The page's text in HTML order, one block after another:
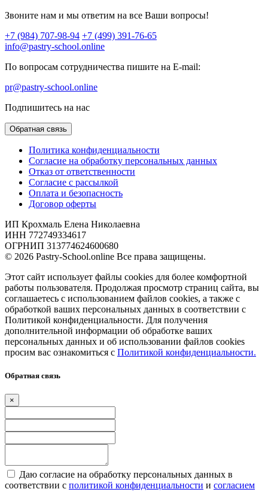
Звоните нам и мы ответим на все Ваши вопросы!
+7 (984) 707-98-94 +7 (499) 391-76-65
info@pastry-school.online
По вопросам сотрудничества пишите на E-mail:
pr@pastry-school.online
Подпишитесь на нас
Обратная связь
Политика конфиденциальности
Согласие на обработку персональных данных
Отказ от ответственности
Согласие с рассылкой
Оплата и безопасность
Договор оферты
ИП Крохмаль Елена Николаевна
ИНН 772749334617
ОГРНИП 313774624600680
© 2026 Pastry-School.online Все права защищены.
Этот сайт использует файлы cookies для более комфортной
работы пользователя. Продолжая просмотр страниц сайта, вы
соглашаетесь с использованием файлов cookies, а также с
обработкой ваших персональных данных в соответствии с
Политикой конфиденциальности. Для получения
дополнительной информации об обработке ваших
персональных данных и об использовании файлов cookies
просим вас ознакомиться с Политикой конфиденциальности.
Обратная связь
×
Даю согласие на обработку персональных данных в
соответствии с политикой конфиденциальности и согласием